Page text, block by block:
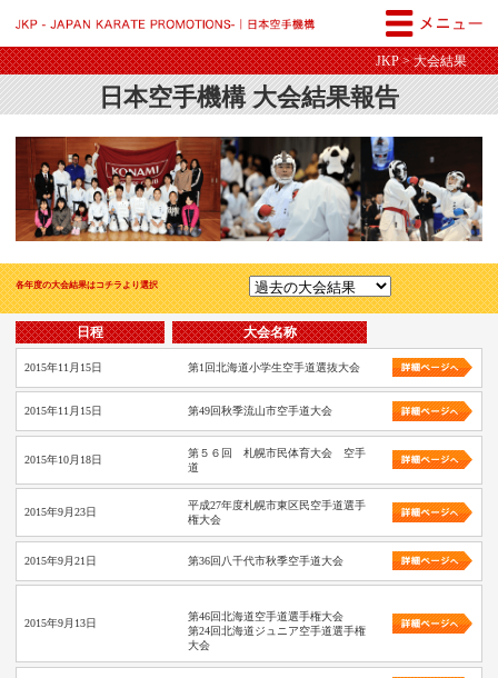
JKP> 大会結果
日本空手機構 大会結果報告
各年度の大会結果はコチラより選択
日程 大会名称
2015年11月15日 第1回北海道小学生空手道選抜大会
2015年11月15日 第49回秋季流山市空手道大会
2015年10月18日
第５６回 札幌市民体育大会 空手
道
2015年9月23日
平成27年度札幌市東区民空手道選手
権大会
2015年9月21日 第36回八千代市秋季空手道大会
2015年9月13日
第46回北海道空手道選手権大会
第24回北海道ジュニア空手道選手権
大会